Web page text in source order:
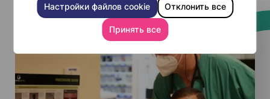
Настройки файлов cookie Отклонить все
Принять все